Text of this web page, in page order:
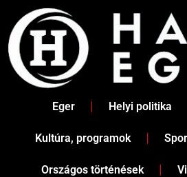
content
Eger Helyi politika
Kultúra, programok
Országos történések